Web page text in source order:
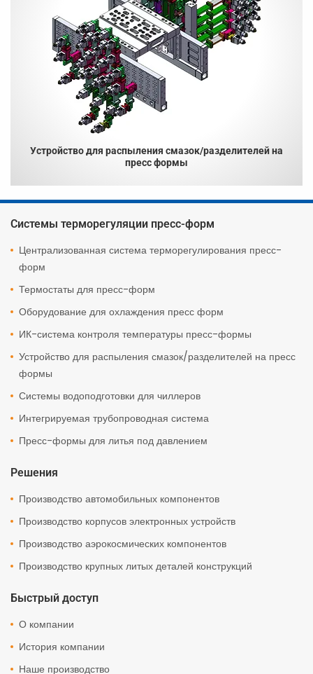
Устройство для распыления смазок/разделителей на
пресс формы
Системы терморегуляции пресс-форм
Централизованная система терморегулирования пресс-
форм
Термостаты для пресс-форм
Оборудование для охлаждения пресс форм
ИК-система контроля температуры пресс-формы
Устройство для распыления смазок/разделителей на пресс
формы
Системы водоподготовки для чиллеров
Интегрируемая трубопроводная система
Пресс-формы для литья под давлением
Решения
Производство автомобильных компонентов
Производство корпусов электронных устройств
Производство аэрокосмических компонентов
Производство крупных литых деталей конструкций
Быстрый доступ
О компании
История компании
Наше производство